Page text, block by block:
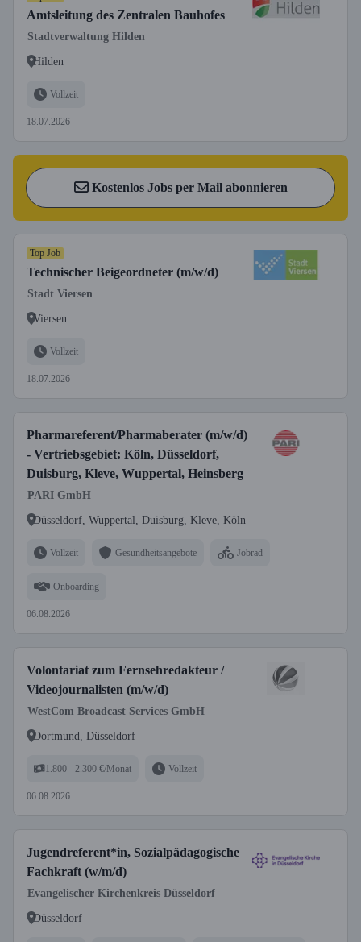
Amtsleitung des Zentralen Bauhofes
Stadtverwaltung Hilden
Hilden
Vollzeit
18.07.2026
Kostenlos Jobs per Mail abonnieren
Top Job
Technischer Beigeordneter (m/w/d)
Stadt Viersen
Viersen
Vollzeit
18.07.2026
Pharmareferent/Pharmaberater (m/w/d)
- Vertriebsgebiet: Köln, Düsseldorf,
Duisburg, Kleve, Wuppertal, Heinsberg
PARI GmbH
Düsseldorf, Wuppertal, Duisburg, Kleve, Köln
Vollzeit Gesundheitsangebote Jobrad
Onboarding
06.08.2026
Volontariat zum Fernsehredakteur /
Videojournalisten (m/w/d)
WestCom Broadcast Services GmbH
Dortmund, Düsseldorf
1.800 - 2.300 €/Monat Vollzeit
06.08.2026
Jugendreferent*in, Sozialpädagogische
Fachkraft (w/m/d)
Evangelischer Kirchenkreis Düsseldorf
Düsseldorf